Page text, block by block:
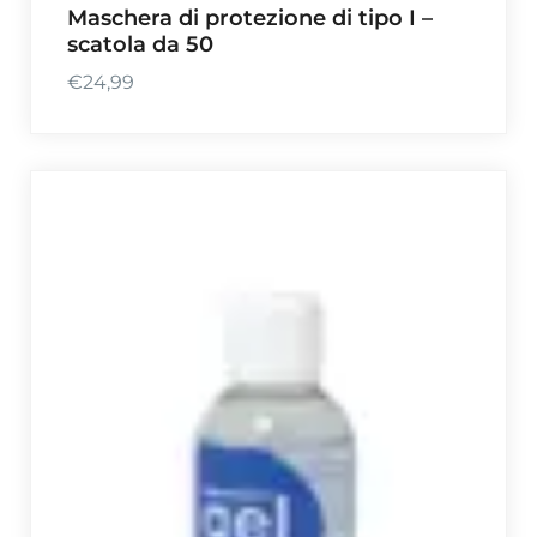
Maschera di protezione di tipo I –
scatola da 50
€24,99